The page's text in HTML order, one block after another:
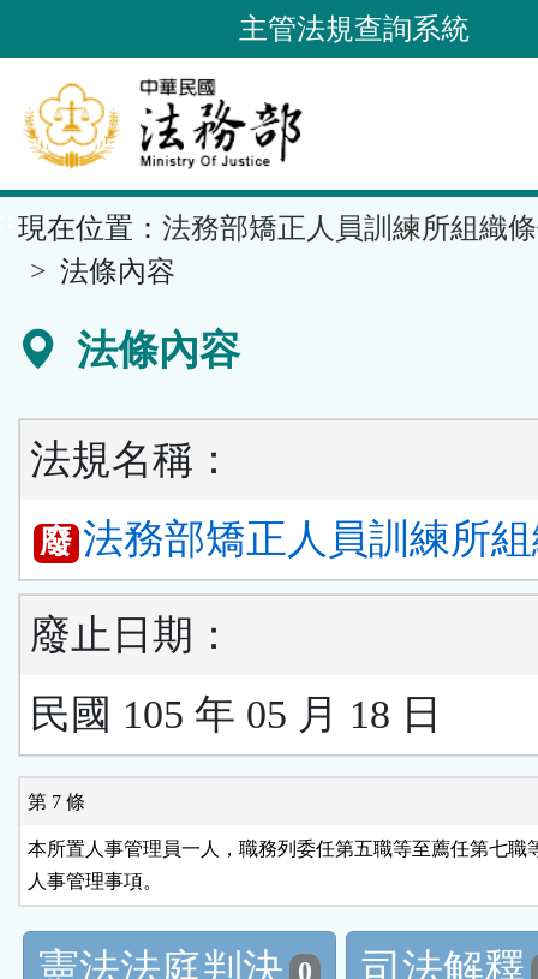
到
要
內
容
區
塊
主管法規查詢系統
現在位置： 法務部矯正人員訓練所組織
法條內容
法條內容
法規名稱：
廢 法務部矯正人員訓練所
廢止日期：
民國 105 年 05 月 18 日
第 7 條
本所置人事管理員一人，職務列委任第五職等至薦任第七職
人事管理事項。
憲法法庭判決 0
司法解釋